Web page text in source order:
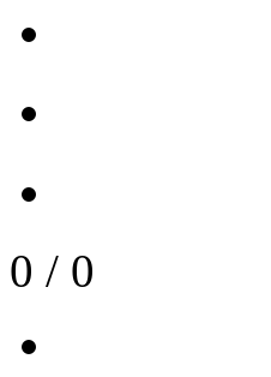
0 / 0